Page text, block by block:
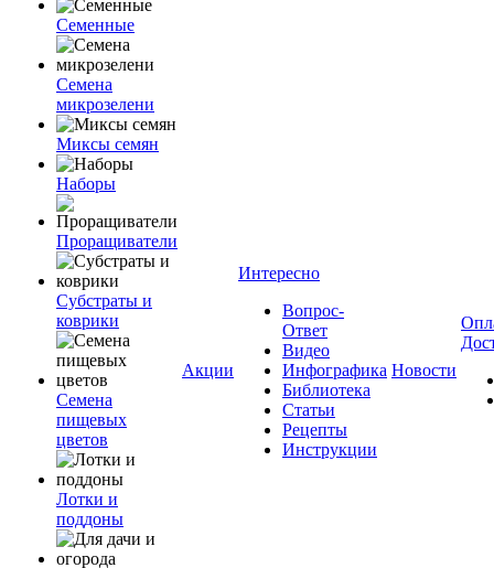
Семенные
Семена
микрозелени
Миксы семян
Наборы
Проращиватели
Субстраты и
коврики
Семена
пищевых
цветов
Лотки и
поддоны
Акции
Интересно
Вопрос-
Ответ
Видео
Инфографика
Библиотека
Статьи
Рецепты
Инструкции
Новости